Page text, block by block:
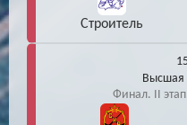
Строитель
Высшая
Финал. II